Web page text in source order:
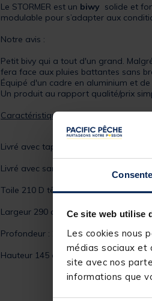
Ce site web utilise
Les cookies nous
médias sociaux et
site avec nos
informations que
Le STORMER est un biwy solide et
modulable pour s’adapter aux
Notre avis :
Petit bivy qui a tout d'un grand.
fera face aux pluies battantes sans
Équipé d'un cadre en aluminium et
Un produit au rapport qualité/prix
Caractéristiques :
Livré avec tapis de sol et sac de
Livré avec sardine à vrille en inox
Toile 210 D tête hydrostatique 5000
Largeur 290 cm
Profondeur : 240 cm
Hauteur 145 cm